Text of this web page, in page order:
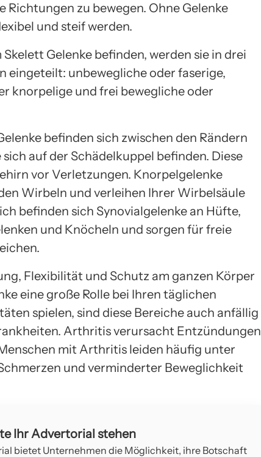
Richtungen zu bewegen. Ohne Gelenke
und steif werden.
Gelenke befinden, werden sie in drei
eingeteilt: unbewegliche oder faserige,
knorpelige und frei bewegliche oder
befinden sich zwischen den Rändern
auf der Schädelkuppel befinden. Diese
vor Verletzungen. Knorpelgelenke
Wirbeln und verleihen Ihrer Wirbelsäule
befinden sich Synovialgelenke an Hüfte,
und Knöcheln und sorgen für freie
Flexibilität und Schutz am ganzen Körper
eine große Rolle bei Ihren täglichen
spielen, sind diese Bereiche auch anfällig
Arthritis verursacht Entzündungen
mit Arthritis leiden häufig unter
und verminderter Beweglichkeit
Ihr Advertorial stehen
bietet Unternehmen die Möglichkeit, ihre Botschaft